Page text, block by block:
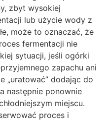
zbyt wysokiej
lub użycie wody z
może to oznaczać, że
fermentacji nie
sytuacji, jeśli ogórki
zapachu ani
„uratować” dodając do
następnie ponownie
miejscu.
proces i